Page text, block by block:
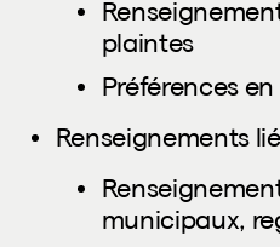
plaintes
Préférences
Renseignements
municipaux,